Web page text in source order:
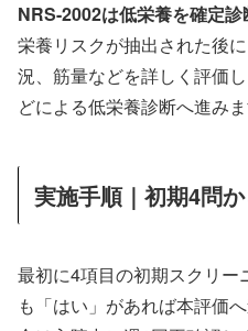
NRS-2002は低栄養を確定診
栄養リスクが抽出された後
況、筋量などを詳しく評価
どによる低栄養診断へ進みま
実施手順｜初期4問
最初に4項目の初期スクリ
も「はい」があれば本評価